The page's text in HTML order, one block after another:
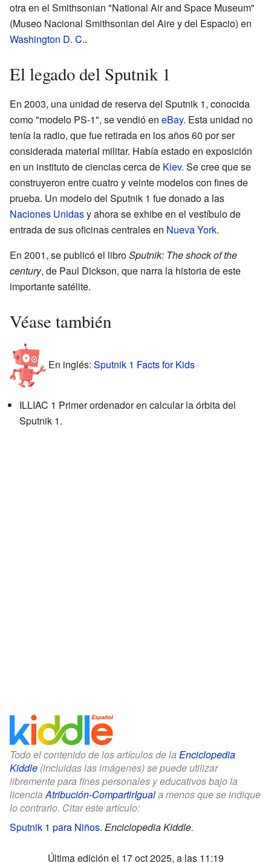
otra en el Smithsonian "National Air and Space Museum"
(Museo Nacional Smithsonian del Aire y del Espacio) en
Washington D. C..
El legado del Sputnik 1
En 2003, una unidad de reserva del Sputnik 1, conocida
como "modelo PS-1", se vendió en eBay. Esta unidad no
tenía la radio, que fue retirada en los años 60 por ser
considerada material militar. Había estado en exposición
en un instituto de ciencias cerca de Kiev. Se cree que se
construyeron entre cuatro y veinte modelos con fines de
prueba. Un modelo del Sputnik 1 fue donado a las
Naciones Unidasy ahora se exhibe en el vestíbulo de
entrada de sus oficinas centrales en Nueva York.
En 2001, se publicó el libroSputnik: The shock of the
century, de Paul Dickson, que narra la historia de este
importante satélite.
Véase también
En inglés: Sputnik 1 Facts for Kids
ILLIAC 1 Primer ordenador en calcular la órbita del
Sputnik 1.
Todo el contenido de los artículos de la Enciclopedia
Kiddle (incluidas las imágenes) se puede utilizar
libremente para fines personales y educativos bajo la
licenciaAtribución-CompartirIguala menos que se indique
lo contrario. Citar este artículo:
Sputnik 1 para Niños. Enciclopedia Kiddle.
Última edición el 17 oct 2025, a las 11:19